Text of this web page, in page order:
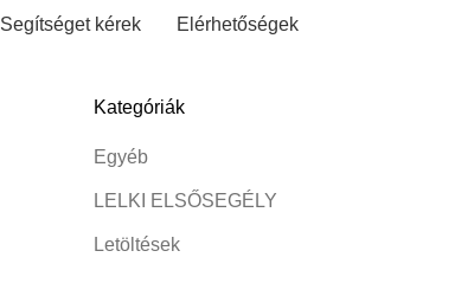
Segítséget kérek Elérhetőségek
Kategóriák
Egyéb
LELKI ELSŐSEGÉLY
Letöltések